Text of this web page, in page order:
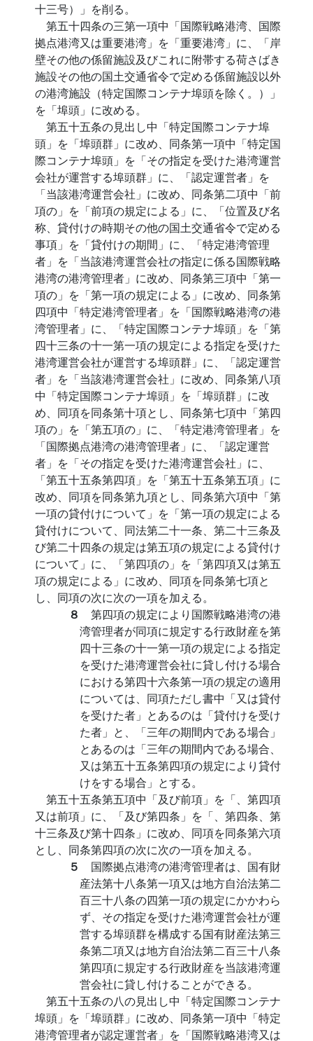
十三号）」を削る。
第五十四条の三第一項中「国際戦略港湾、国際
拠点港湾又は重要港湾」を「重要港湾」に、「岸
壁その他の係留施設及びこれに附帯する荷さばき
施設その他の国土交通省令で定める係留施設以外
の港湾施設（特定国際コンテナ埠頭を除く。）」
を「埠頭」に改める。
第五十五条の見出し中「特定国際コンテナ埠
頭」を「埠頭群」に改め、同条第一項中「特定国
際コンテナ埠頭」を「その指定を受けた港湾運営
会社が運営する埠頭群」に、「認定運営者」を
「当該港湾運営会社」に改め、同条第二項中「前
項の」を「前項の規定による」に、「位置及び名
称、貸付けの時期その他の国土交通省令で定める
事項」を「貸付けの期間」に、「特定港湾管理
者」を「当該港湾運営会社の指定に係る国際戦略
港湾の港湾管理者」に改め、同条第三項中「第一
項の」を「第一項の規定による」に改め、同条第
四項中「特定港湾管理者」を「国際戦略港湾の港
湾管理者」に、「特定国際コンテナ埠頭」を「第
四十三条の十一第一項の規定による指定を受けた
港湾運営会社が運営する埠頭群」に、「認定運営
者」を「当該港湾運営会社」に改め、同条第八項
中「特定国際コンテナ埠頭」を「埠頭群」に改
め、同項を同条第十項とし、同条第七項中「第四
項の」を「第五項の」に、「特定港湾管理者」を
「国際拠点港湾の港湾管理者」に、「認定運営
者」を「その指定を受けた港湾運営会社」に、
「第五十五条第四項」を「第五十五条第五項」に
改め、同項を同条第九項とし、同条第六項中「第
一項の貸付けについて」を「第一項の規定による
貸付けについて、同法第二十一条、第二十三条及
び第二十四条の規定は第五項の規定による貸付け
について」に、「第四項の」を「第四項又は第五
項の規定による」に改め、同項を同条第七項と
し、同項の次に次の一項を加える。
８ 第四項の規定により国際戦略港湾の港
湾管理者が同項に規定する行政財産を第
四十三条の十一第一項の規定による指定
を受けた港湾運営会社に貸し付ける場合
における第四十六条第一項の規定の適用
については、同項ただし書中「又は貸付
を受けた者」とあるのは「貸付けを受け
た者」と、「三年の期間内である場合」
とあるのは「三年の期間内である場合、
又は第五十五条第四項の規定により貸付
けをする場合」とする。
第五十五条第五項中「及び前項」を「、第四項
又は前項」に、「及び第四条」を「、第四条、第
十三条及び第十四条」に改め、同項を同条第六項
とし、同条第四項の次に次の一項を加える。
５ 国際拠点港湾の港湾管理者は、国有財
産法第十八条第一項又は地方自治法第二
百三十八条の四第一項の規定にかかわら
ず、その指定を受けた港湾運営会社が運
営する埠頭群を構成する国有財産法第三
条第二項又は地方自治法第二百三十八条
第四項に規定する行政財産を当該港湾運
営会社に貸し付けることができる。
第五十五条の八の見出し中「特定国際コンテナ
埠頭」を「埠頭群」に改め、同条第一項中「特定
港湾管理者が認定運営者」を「国際戦略港湾又は